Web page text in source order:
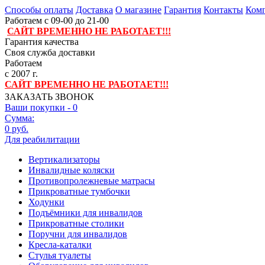
Способы оплаты Доставка О магазине Гарантия Контакты
Работаем с 09-00 до 21-00
САЙТ ВРЕМЕННО НЕ РАБОТАЕТ!!!
Гарантия качества
Своя служба доставки
Работаем
с 2007 г.
САЙТ ВРЕМЕННО НЕ РАБОТАЕТ!!!
ЗАКАЗАТЬ ЗВОНОК
Ваши покупки - 0
Сумма:
0 руб.
Для реабилитации
Вертикализаторы
Инвалидные коляски
Противопролежневые матрасы
Прикроватные тумбочки
Ходунки
Подъёмники для инвалидов
Прикроватные столики
Поручни для инвалидов
Кресла-каталки
Стулья туалеты